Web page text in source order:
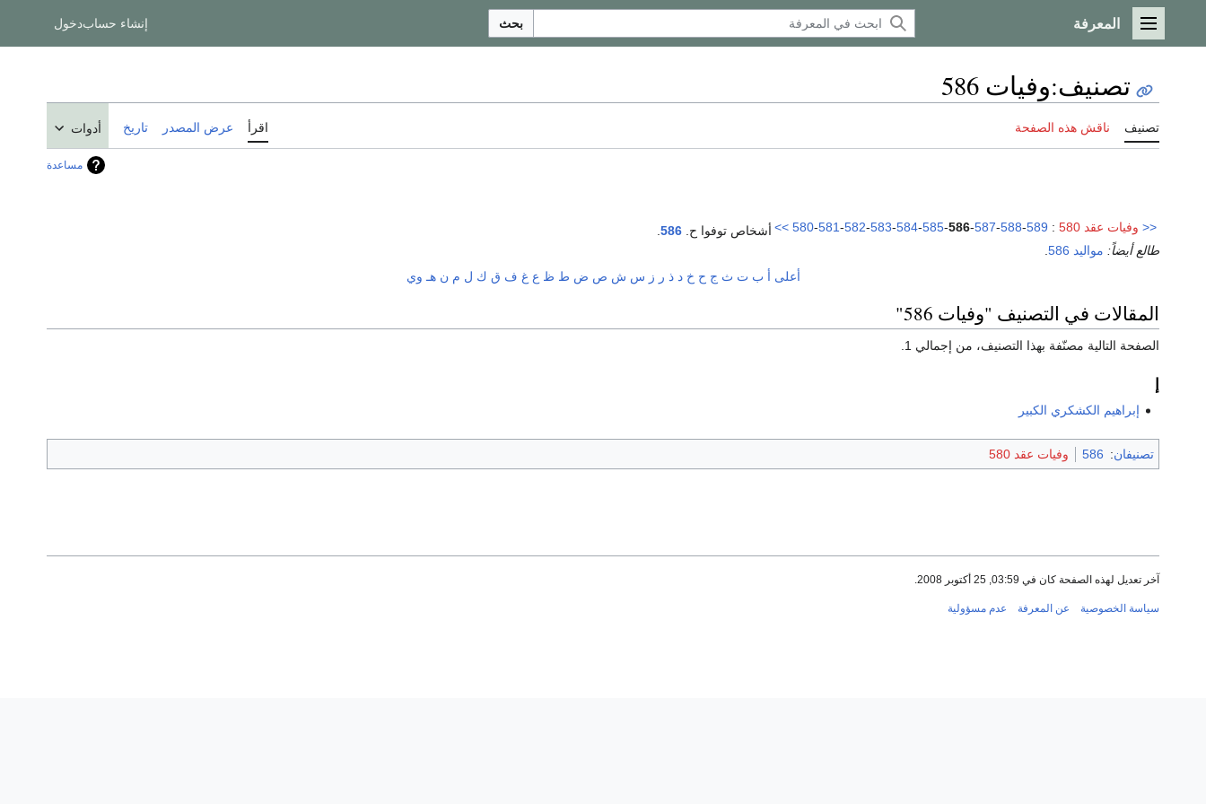
القائمة الرئيسية
المعرفة بحث إنشاء حسابدخول
تصنيف:وفيات 586
تصنيف ناقش هذه الصفحة اقرأ عرض المصدر تاريخ أدوات
مساعدة
<< وفيات عقد 580 :
580-581-582-583-584-585-586-587-588-589
>> أشخاص توفوا ح. 586
طالع أيضاً: مواليد 586
أعلى أ ب ت ث ج ح خ د ذ ر ز س ش ص ض ط ظ ع غ ف ق ك ل م ن هـ وي
المقالات في التصنيف "وفيات 586"
الصفحة التالية مصنّفة بهذا التصنيف، من إجمالي 1.
إ
إبراهيم الكشكري الكبير
تصنيفان:
586 وفيات عقد 580
آخر تعديل لهذه الصفحة كان في 03:59, 25 أكتوبر 2008.
سياسة الخصوصية عن المعرفة عدم مسؤولية